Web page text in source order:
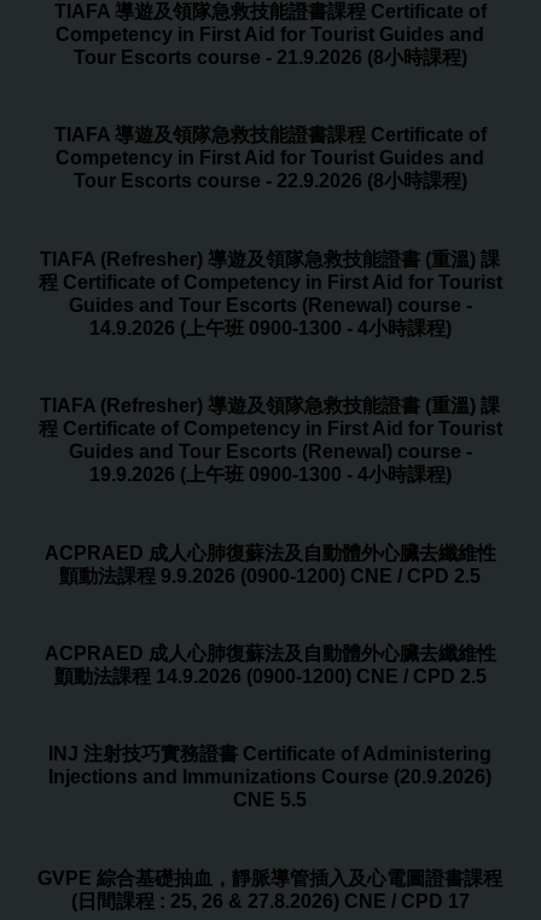
TIAFA 導遊及領隊急救技能證書課程 Certificate of
Competency in First Aid for Tourist Guides and
Tour Escorts course - 21.9.2026 (8小時課程)
TIAFA 導遊及領隊急救技能證書課程 Certificate of
Competency in First Aid for Tourist Guides and
Tour Escorts course - 22.9.2026 (8小時課程)
TIAFA (Refresher) 導遊及領隊急救技能證書 (重溫) 課
程 Certificate of Competency in First Aid for Tourist
Guides and Tour Escorts (Renewal) course -
14.9.2026 (上午班 0900-1300 - 4小時課程)
TIAFA (Refresher) 導遊及領隊急救技能證書 (重溫) 課
程 Certificate of Competency in First Aid for Tourist
Guides and Tour Escorts (Renewal) course -
19.9.2026 (上午班 0900-1300 - 4小時課程)
ACPRAED 成人心肺復蘇法及自動體外心臟去纖維性
顫動法課程 9.9.2026 (0900-1200) CNE / CPD 2.5
ACPRAED 成人心肺復蘇法及自動體外心臟去纖維性
顫動法課程 14.9.2026 (0900-1200) CNE / CPD 2.5
INJ 注射技巧實務證書 Certificate of Administering
Injections and Immunizations Course (20.9.2026)
CNE 5.5
GVPE 綜合基礎抽血，靜脈導管插入及心電圖證書課程
(日間課程 : 25, 26 & 27.8.2026) CNE / CPD 17